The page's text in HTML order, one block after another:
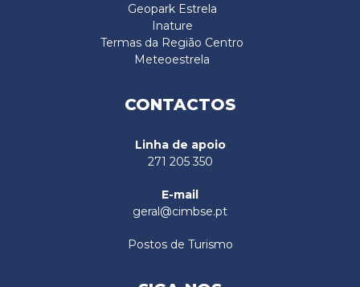
Geopark Estrela
Inature
Termas da Região Centro
Meteoestrela
CONTACTOS
Linha de apoio
271 205 350
E-mail
geral@cimbse.pt
Postos de Turismo